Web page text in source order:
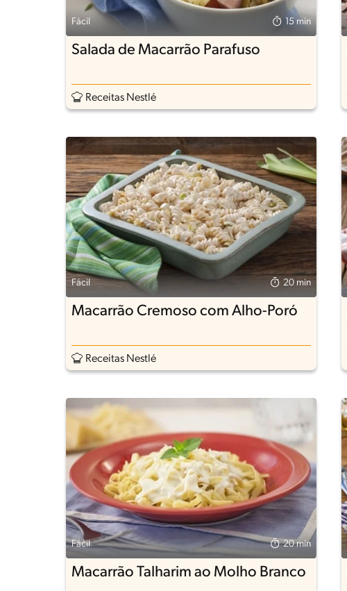
Fácil 15 min
Salada de Macarrão Parafuso
Receitas Nestlé
Fácil 20 min
Macarrão Cremoso com Alho-Poró
Receitas Nestlé
Fácil 20 min
Macarrão Talharim ao Molho Branco